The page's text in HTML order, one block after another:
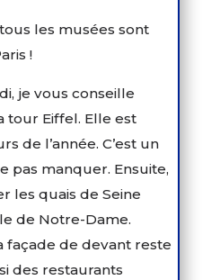
les musées sont
!
je vous conseille
tour Eiffel. Elle est
de l’année. C’est un
pas manquer. Ensuite,
les quais de Seine
de Notre-Dame.
façade de devant reste
des restaurants